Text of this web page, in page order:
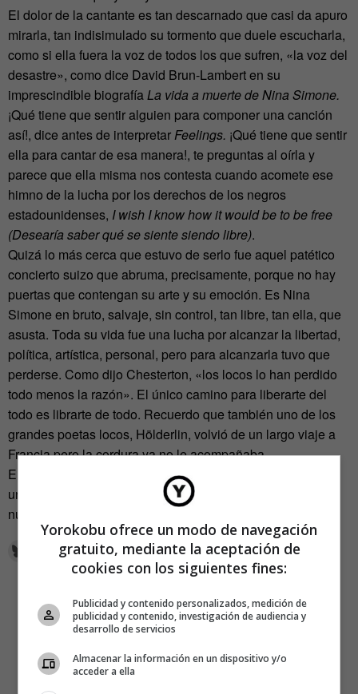
El dolor de la cantante es tan descarnado que casi da apuro
mirarla, tan indisimulado su tormento que duele escucharla,
como si ella fuera la voz de todos los que sufren, «la voz del
desastre», como dice David Brun-Lambert en su
imprescindible biografíaLa vida a muerte de Nina Simone.
¡Qué tiene que sentir alguien para componer una canción
así!, dice antes de interpretarFeelings. ¡Qué tiene que sentir
ella para cantar de esa manera!, te preguntas al oírla y
parece que ella misma nos contesta cuando acomete ese
himno de la lucha por los derechos de los negros
estadounidenses, I wish I know how it would be to be free
(Desearía saber qué se siente siendo libre).
Quizá lo más cerca que estuvo de serlo fue aquel patético
concierto suizo que abruma, precisamente, porque no hay
puertas que contengan su arte y su emoción. Es Nina
Simone en bruto, salvaje, sin control, tan libre, tan ella, que
asusta. Toda su vida fue una lucha por alcanzar la libertad,
política, artística, personal, pero para alcanzarla tuvo que
perderse. Como dijo Chesterton, «los locos lo han perdido
todo menos la razón». El único camino para liberarte del
todo es librarte de todo. Recuerdo que también uno de los
grandes poetas locos, Hölderlin, volvió de un largo viaje a
Francia pero la cordura ya no le acompañaba.
En este mundo despiadado, el camino a la libertad es solo
un viaje de ida que conduce a la locura. Curiosamente, en
nuestro idioma, «ida» es sinónimo de «loca».
Yorokobu ofrece un modo de navegación
gratuito, mediante la aceptación de
cookies con los siguientes fines:
Publicidad y contenido personalizados, medición de
publicidad y contenido, investigación de audiencia y
desarrollo de servicios
Almacenar la información en un dispositivo y/o
acceder a ella